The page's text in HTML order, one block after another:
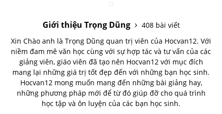
Giới thiệu Trọng Dũng
408 bài viết
Xin Chào anh là Trọng Dũng quan trị viên của Hocvan12. Với
niềm đam mê văn học cùng với sự hợp tác và tư vấn của các
giảng viên, giáo viên đã tạo nên Hocvan12 với mục đích
mang lại những giá trị tốt đẹp đến với những bạn học sinh.
Hocvan12 mong muốn mang đến những bài giảng hay,
những phương pháp mới để từ đó giúp đỡ cho quá trình
học tập và ôn luyện của các bạn học sinh.